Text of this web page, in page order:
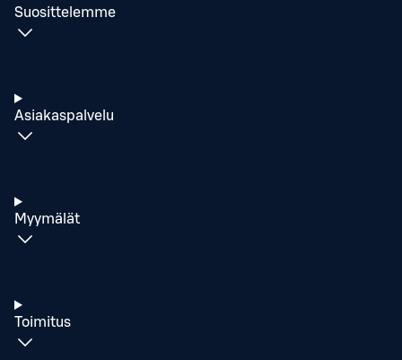
Suosittelemme
Asiakaspalvelu
Myymälät
Toimitus